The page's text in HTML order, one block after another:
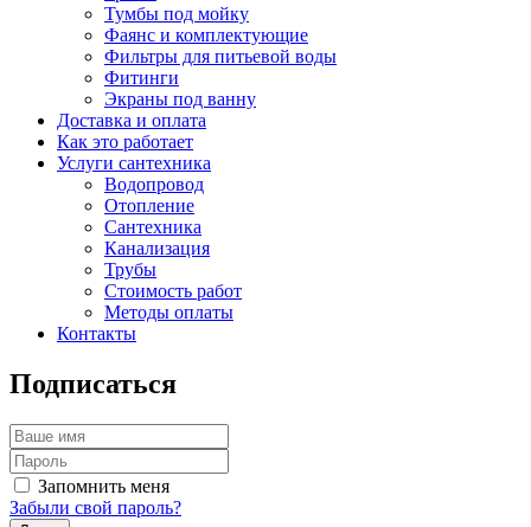
Тумбы под мойку
Фаянс и комплектующие
Фильтры для питьевой воды
Фитинги
Экраны под ванну
Доставка и оплата
Как это работает
Услуги сантехника
Водопровод
Отопление
Сантехника
Канализация
Трубы
Стоимость работ
Методы оплаты
Контакты
Подписаться
Запомнить меня
Забыли свой пароль?